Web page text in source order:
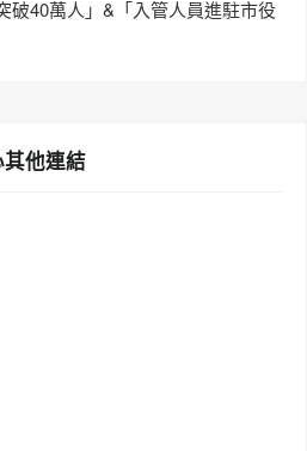
破40萬人」&「入管人員進駐市役
他連結